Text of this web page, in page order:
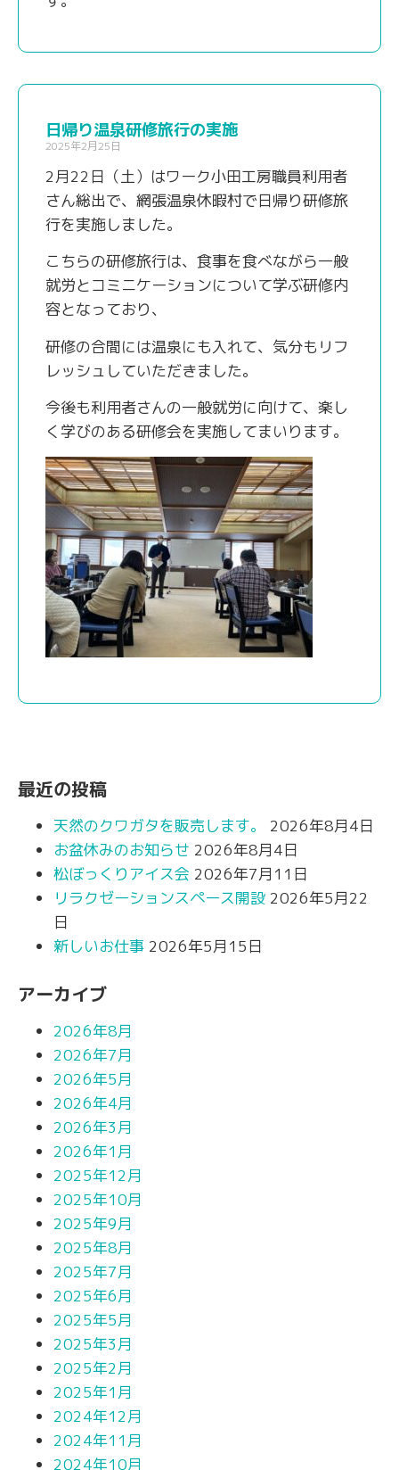
日帰り温泉研修旅行の実施
2025年2月25日
2月22日（土）はワーク小田工房職員利用者
さん総出で、網張温泉休暇村で日帰り研修旅
行を実施しました。
こちらの研修旅行は、食事を食べながら一般
就労とコミニケーションについて学ぶ研修内
容となっており、
研修の合間には温泉にも入れて、気分もリフ
レッシュしていただきました。
今後も利用者さんの一般就労に向けて、楽し
く学びのある研修会を実施してまいります。
最近の投稿
天然のクワガタを販売します。
2026年8月4日
お盆休みのお知らせ 2026年8月4日
松ぼっくりアイス会 2026年7月11日
リラクゼーションスペース開設 2026年5月22
日
新しいお仕事 2026年5月15日
アーカイブ
2026年8月
2026年7月
2026年5月
2026年4月
2026年3月
2026年1月
2025年12月
2025年10月
2025年9月
2025年8月
2025年7月
2025年6月
2025年5月
2025年3月
2025年2月
2025年1月
2024年12月
2024年11月
2024年10月